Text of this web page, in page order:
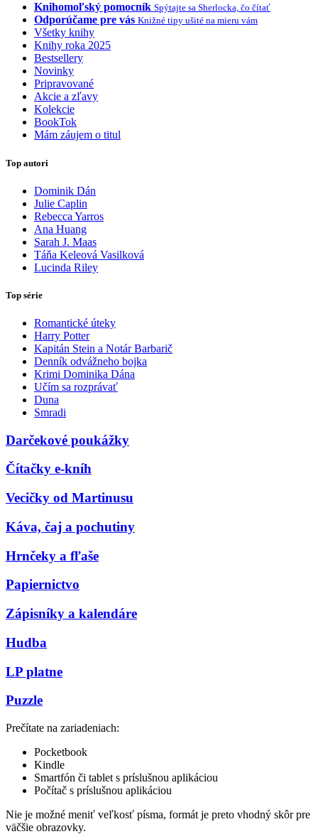
Knihomoľský pomocník Spýtajte sa Sherlocka, čo čítať
Odporúčame pre vás Knižné tipy ušité na mieru vám
Všetky knihy
Knihy roka 2025
Bestsellery
Novinky
Pripravované
Akcie a zľavy
Kolekcie
BookTok
Mám záujem o titul
Top autori
Dominik Dán
Julie Caplin
Rebecca Yarros
Ana Huang
Sarah J. Maas
Táňa Keleová Vasilková
Lucinda Riley
Top série
Romantické úteky
Harry Potter
Kapitán Stein a Notár Barbarič
Denník odvážneho bojka
Krimi Dominika Dána
Učím sa rozprávať
Duna
Smradi
Darčekové poukážky
Čítačky e-kníh
Vecičky od Martinusu
Káva, čaj a pochutiny
Hrnčeky a fľaše
Papiernictvo
Zápisníky a kalendáre
Hudba
LP platne
Puzzle
Prečítate na zariadeniach:
Pocketbook
Kindle
Smartfón či tablet s príslušnou aplikáciou
Počítač s príslušnou aplikáciou
Nie je možné meniť veľkosť písma, formát je preto vhodný skôr pre
väčšie obrazovky.